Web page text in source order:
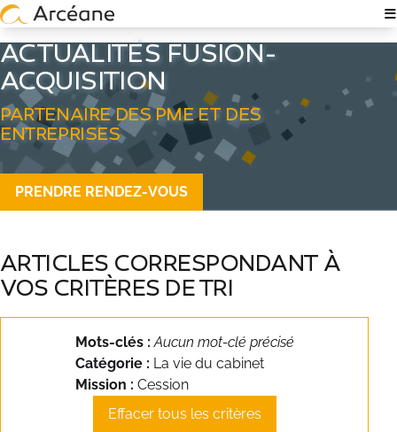
≡
NOTRE EXPERTISE
QUI SOMMES-NOUS ?
NOS ÉQUIPES
EXPERTISE TECH & IT
POLITIQUE RSE
NOS RÉFÉRENCES
TÉMOIGNAGES
ACTUALITÉS FUSION-
ACQUISITION
PARTENAIRE DES PME ET DES
ENTREPRISES
PRENDRE RENDEZ-VOUS
ARTICLES CORRESPONDANT À
VOS CRITÈRES DE TRI
Mots-clés : Aucun mot-clé précisé
Catégorie : La vie du cabinet
Mission : Cession
Effacer tous les critères